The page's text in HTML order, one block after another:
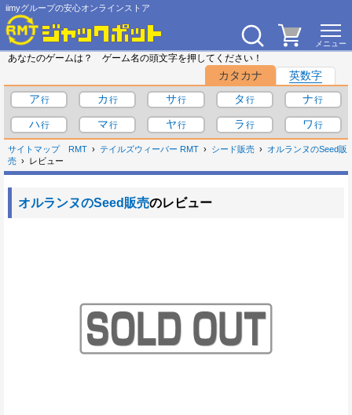
iimyグループの安心オンラインストア
あなたのゲームは？ ゲーム名の頭文字を押してください！
カタカナ
英数字
ア
カ サ タ
ナ
ハ
マ ヤ ラ ワ
サイトマップ RMT テイルズウィーバー RMT シード販売
オルランヌのSeed販
売
レビュー
オルランヌのSeed販売のレビュー